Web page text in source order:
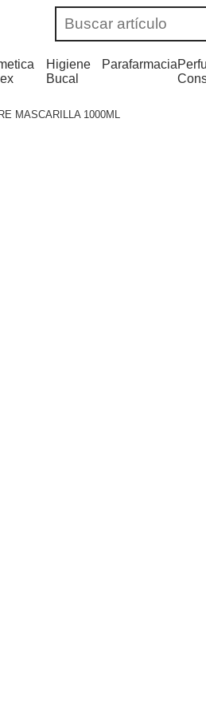
Higiene
Bucal
Parafarmacia
MASCARILLA 1000ML